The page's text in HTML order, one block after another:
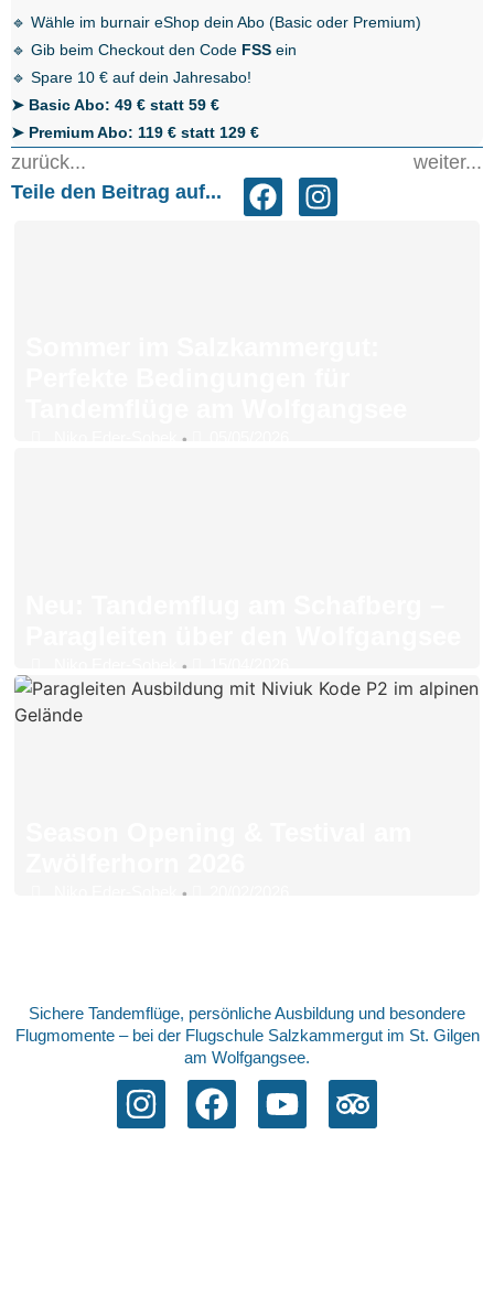
•
•
•
🔹 Wähle im burnair eShop dein Abo (Basic oder Premium)
🔹 Gib beim Checkout den Code FSS ein
🔹 Spare 10 € auf dein Jahresabo!
➤ Basic Abo: 49 € statt 59 €
➤ Premium Abo: 119 € statt 129 €
zurück...
weiter...
Teile den Beitrag auf...
Sichere Tandemflüge, persönliche Ausbildung und besondere
Flugmomente – bei der Flugschule Salzkammergut im St. Gilgen
am Wolfgangsee.